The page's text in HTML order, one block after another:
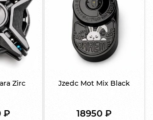
Zirc
₽
Jzedc Mot Mix Black
18950₽